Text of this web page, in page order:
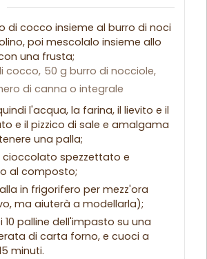
di cocco insieme al burro di noci
poi mescolalo insieme allo
una frusta;
cocco, 50 g burro di nocciole,
di canna o integrale
l'acqua, la farina, il lievito e il
e il pizzico di sale e amalgama
una palla;
cioccolato spezzettato e
al composto;
in frigorifero per mezz'ora
ma aiuterà a modellarla);
10 palline dell'impasto su una
di carta forno, e cuoci a
minuti.